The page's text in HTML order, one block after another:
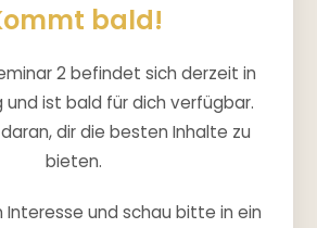
bald!
2 befindet sich derzeit in
und ist bald für dich verfügbar.
dir die besten Inhalte zu
bieten.
Interesse und schau bitte in ein